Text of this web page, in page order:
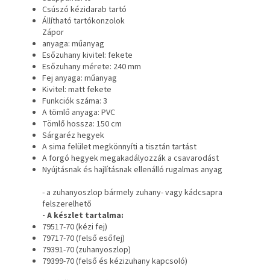
Csúszó kézidarab tartó
Állítható tartókonzolok
Zápor
anyaga: műanyag
Esőzuhany kivitel: fekete
Esőzuhany mérete: 240 mm
Fej anyaga: műanyag
Kivitel: matt fekete
Funkciók száma: 3
A tömlő anyaga: PVC
Tömlő hossza: 150 cm
Sárgaréz hegyek
A sima felület megkönnyíti a tisztán tartást
A forgó hegyek megakadályozzák a csavarodást
Nyújtásnak és hajlításnak ellenálló rugalmas anyag
- a zuhanyoszlop bármely zuhany- vagy kádcsapra
felszerelhető
- A készlet tartalma:
79517-70 (kézi fej)
79717-70 (felső esőfej)
79391-70 (zuhanyoszlop)
79399-70 (felső és kézizuhany kapcsoló)